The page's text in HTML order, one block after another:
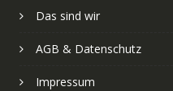
Das sind wir
AGB & Datenschutz
Impressum